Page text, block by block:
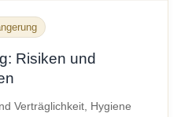
Risiken und
Verträglichkeit, Hygiene